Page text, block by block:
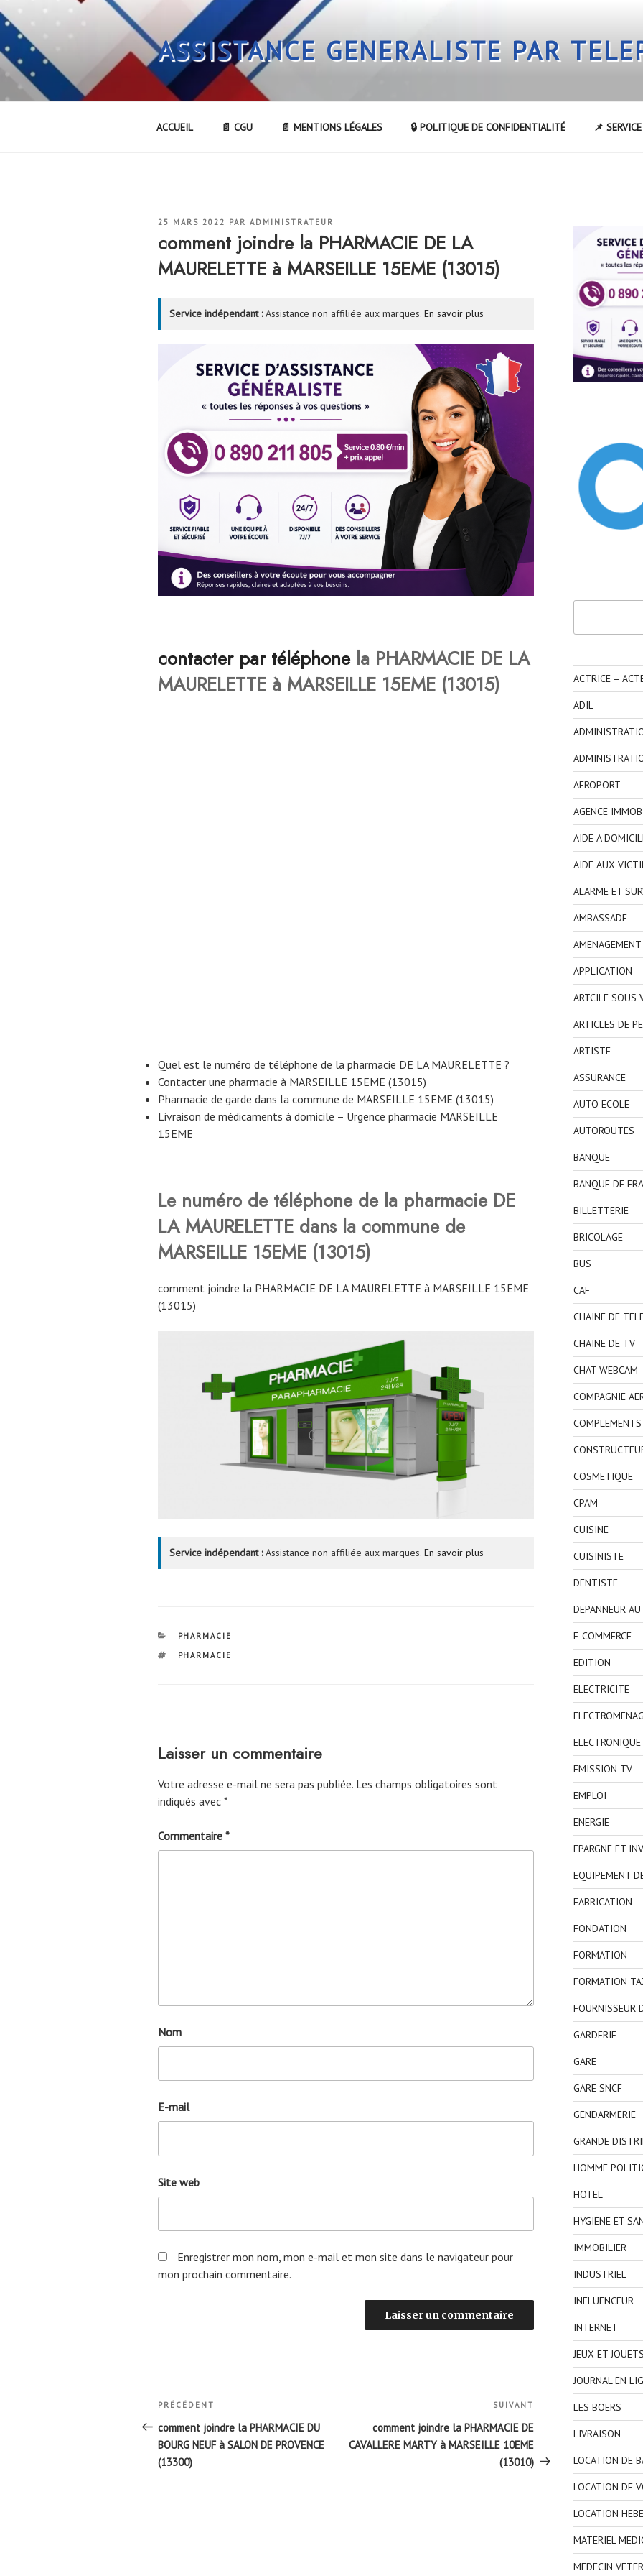
Aller
au
contenu
principal
ASSISTANCE GENERALISTE PAR
ACCUEIL 📄 CGU 📄 MENTIONS LÉGALES 🔒 POLITIQUE DE CONFIDENTIALITÉ 📌
PUBLIÉ
25 MARS 2022 PAR ADMINISTRATEUR
comment joindre la PHARMACIE DE LA
MAURELETTE à MARSEILLE 15EME (13015)
Service indépendant :Assistance non affiliée aux marques. En savoir plus
contacter par téléphonela PHARMACIE DE LA
MAURELETTE à MARSEILLE 15EME (13015)
Quel est le numéro de téléphone de la pharmacie DE LA MAURELETTE ?
Contacter une pharmacie à MARSEILLE 15EME (13015)
Pharmacie de garde dans la commune de MARSEILLE 15EME (13015)
Livraison de médicaments à domicile – Urgence pharmacie MARSEILLE
15EME
Le numéro de téléphone de la pharmacie DE
LA MAURELETTE dans la commune de
MARSEILLE 15EME (13015)
comment joindre la PHARMACIE DE LA MAURELETTE à MARSEILLE 15EME
(13015)
Service indépendant :Assistance non affiliée aux marques. En savoir plus
CATÉGORIES
PHARMACIE
ÉTIQUETTES
PHARMACIE
Laisser un commentaire
Votre adresse e-mail ne sera pas publiée. Les champs obligatoires sont
indiqués avec *
Commentaire *
Nom
E-mail
Site web
Enregistrer mon nom, mon e-mail et mon site dans le navigateur pour
mon prochain commentaire.
Navigation
de
l’article
Article
précédent
PRÉCÉDENT
comment joindre la PHARMACIE DU
BOURG NEUF à SALON DE PROVENCE
(13300)
suivant
SUIVANT
comment joindre la PHARMACIE DE
CAVALLERE MARTY à MARSEILLE 10EME
(13010)
ACTRICE –
ADIL
AEROPORT
AGENCE
AIDE A
AIDE AUX
ALARME ET
AMBASSADE
APPLICATION
ARTCILE SOUS
ARTICLES DE
ARTISTE
ASSURANCE
AUTO ECOLE
AUTOROUTES
BANQUE
BANQUE DE
BILLETTERIE
BRICOLAGE
BUS
CAF
CHAINE DE
CHAINE DE TV
CHAT WEBCAM
COMPAGNIE
COSMETIQUE
CPAM
CUISINE
CUISINISTE
DENTISTE
DEPANNEUR
E-COMMERCE
EDITION
ELECTRICITE
EMISSION TV
EMPLOI
ENERGIE
EPARGNE ET
EQUIPEMENT
FABRICATION
FONDATION
FORMATION
FORMATION
FOURNISSEUR
GARDERIE
GARE
GARE SNCF
GENDARMERIE
GRANDE
HOMME
HOTEL
HYGIENE ET
IMMOBILIER
INDUSTRIEL
INFLUENCEUR
INTERNET
JEUX ET JOUETS
JOURNAL EN
LES BOERS
LIVRAISON
LOCATION DE
LOCATION DE
LOCATION
MATERIEL
MEDECIN